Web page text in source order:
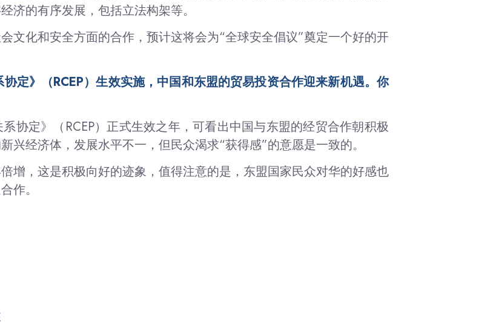
济的有序发展，包括立法构架等。
文化和安全方面的合作，预计这将会为“全球安全倡议”奠定一个好的开
定》（RCEP）生效实施，中国和东盟的贸易投资合作迎来新机遇。你
协定》（RCEP）正式生效之年，可看出中国与东盟的经贸合作朝积极
兴经济体，发展水平不一，但民众渴求“获得感”的意愿是一致的。
增，这是积极向好的迹象，值得注意的是，东盟国家民众对华的好感也
作。